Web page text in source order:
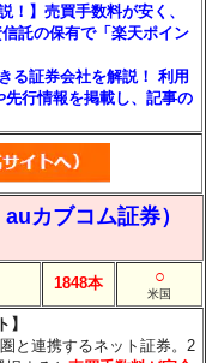
】売買手数料が安く、
託の保有で「楽天ポイン
る証券会社を解説！ 利用
行情報を掲載し、記事の
カブコム証券）
1848本 ○
米国
】
と連携するネット証券。2